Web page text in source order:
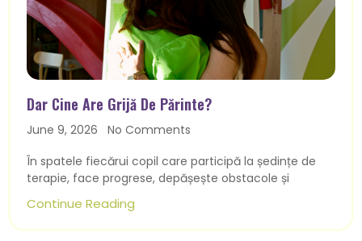
Dar Cine Are Grijă De Părinte?
June 9, 2026
No Comments
În spatele fiecărui copil care participă la ședințe de
terapie, face progrese, depășește obstacole și
Continue Reading